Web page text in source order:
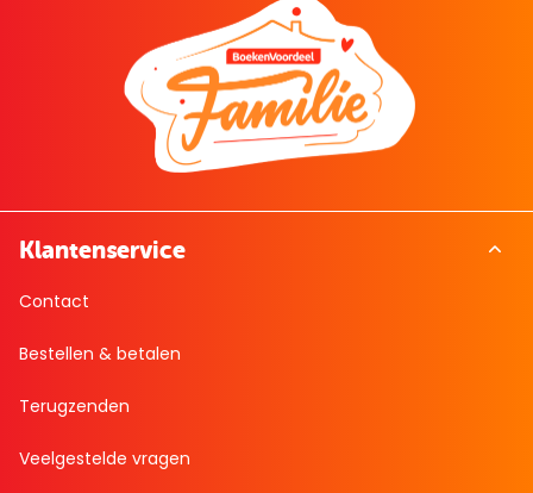
Klantenservice
Contact
Bestellen & betalen
Terugzenden
Veelgestelde vragen